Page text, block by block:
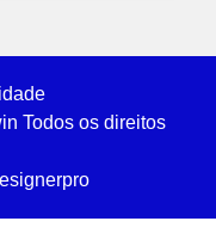
Todos os direitos